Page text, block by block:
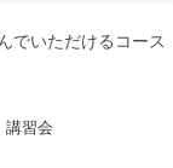
でいただけるコース
講習会